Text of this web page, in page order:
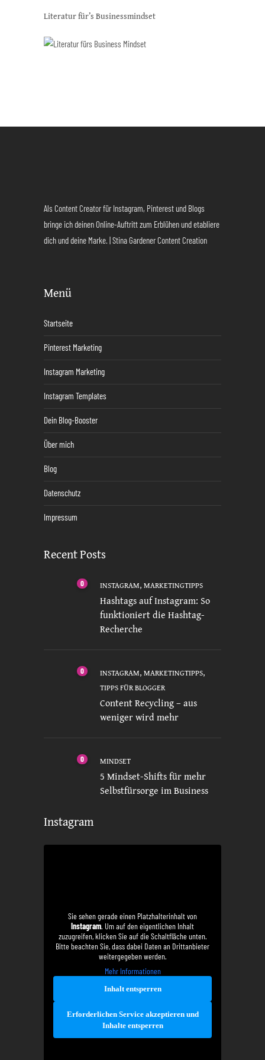
Literatur für’s Businessmindset
Als Content Creator für Instagram, Pinterest und Blogs
bringe ich deinen Online-Auftritt zum Erblühen und etabliere
dich und deine Marke. | Stina Gardener Content Creation
Menü
Startseite
Pinterest Marketing
Instagram Marketing
Instagram Templates
Dein Blog-Booster
Über mich
Blog
Datenschutz
Impressum
Recent Posts
0 INSTAGRAM, MARKETINGTIPPS
Hashtags auf Instagram: So
funktioniert die Hashtag-
Recherche
0 INSTAGRAM, MARKETINGTIPPS,
TIPPS FÜR BLOGGER
Content Recycling – aus
weniger wird mehr
0 MINDSET
5 Mindset-Shifts für mehr
Selbstfürsorge im Business
Instagram
Sie sehen gerade einen Platzhalterinhalt von
Instagram. Um auf den eigentlichen Inhalt
zuzugreifen, klicken Sie auf die Schaltfläche unten.
Bitte beachten Sie, dass dabei Daten an Drittanbieter
weitergegeben werden.
Mehr Informationen
Inhalt entsperren
Erforderlichen Service akzeptieren und
Inhalte entsperren